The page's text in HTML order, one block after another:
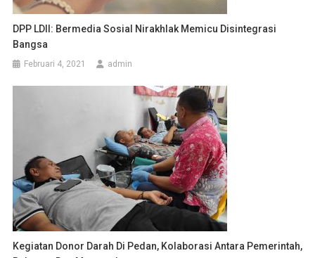
DPP LDII: Bermedia Sosial Nirakhlak Memicu Disintegrasi
Bangsa
Februari 4, 2021 admin
Kegiatan Donor Darah Di Pedan, Kolaborasi Antara Pemerintah,